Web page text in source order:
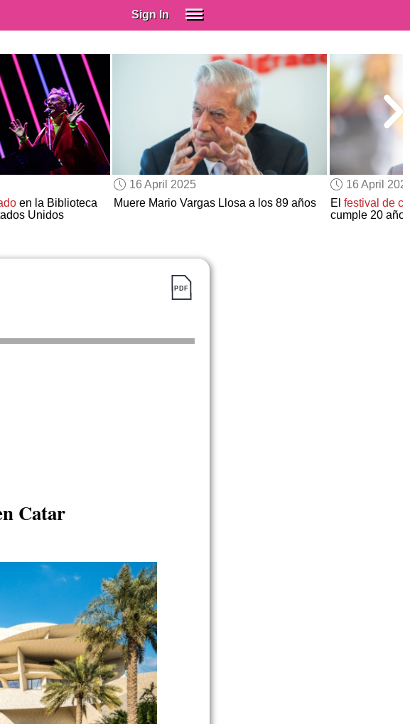
Sign In
Spanish (Spain)
Spanish (Latino)
SUBSCRIBE
EDUCATIONAL LICENSES
GIFT CARDS
OTHER LANGUAGES
en la Biblioteca
Unidos
16 April 2025
Muere Mario Vargas Llosa a los 89 años
16 April
Elfestival de
cumple 20
Catar